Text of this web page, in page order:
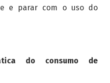
e parar com o uso do
do consumo de